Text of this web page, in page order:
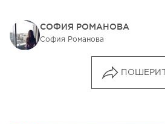
СОФИЯ РОМАНОВА
София Романова